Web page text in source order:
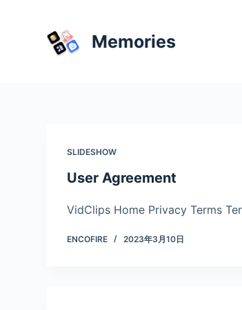
Memories
SLIDESHOW
User Agreement
VidClips Home Privacy Terms
ENCOFIRE 2023年3月10日